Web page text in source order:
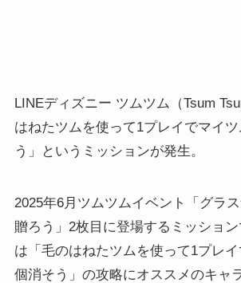
LINEディズニー ツムツム（Tsum
はねたツムを使って1プレイでマイ
う」というミッションが発生。
2025年6月ツムツムイベント「グラ
贈ろう」2枚目に登場するミッショ
は「毛のはねたツムを使って1プレ
個消そう」の攻略にオススメのキャ